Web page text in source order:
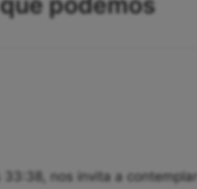
33:38, nos invita a contemplar